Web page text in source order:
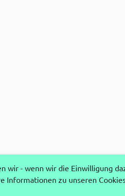
- wenn wir die Einwilligung
Informationen zu unseren